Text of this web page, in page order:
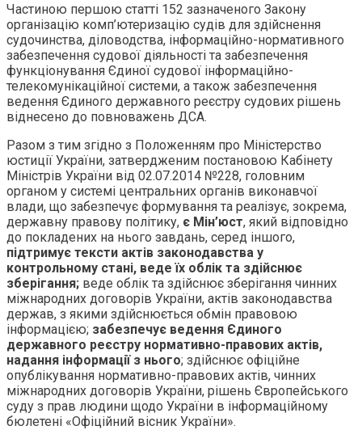
Частиною першою статті 152 зазначеного Закону
організацію комп’ютеризацію судів для здійснення
судочинства, діловодства, інформаційно-нормативного
забезпечення судової діяльності та забезпечення
функціонування Єдиної судової інформаційно-
телекомунікаційної системи, а також забезпечення
ведення Єдиного державного реєстру судових рішень
віднесено до повноважень ДСА.
Разом з тим згідно з Положенням про Міністерство
юстиції України, затвердженим постановою Кабінету
Міністрів України від 02.07.2014 №228, головним
органом у системі центральних органів виконавчої
влади, що забезпечує формування та реалізує, зокрема,
державну правову політику, є Мін’юст, який відповідно
до покладених на нього завдань, серед іншого,
підтримує тексти актів законодавства у
контрольному стані, веде їх облік та здійснює
зберігання; веде облік та здійснює зберігання чинних
міжнародних договорів України, актів законодавства
держав, з якими здійснюється обмін правовою
інформацією; забезпечує ведення Єдиного
державного реєстру нормативно-правових актів,
надання інформації з нього; здійснює офіційне
опублікування нормативно-правових актів, чинних
міжнародних договорів України, рішень Європейського
суду з прав людини щодо України в інформаційному
бюлетені «Офіційний вісник України».